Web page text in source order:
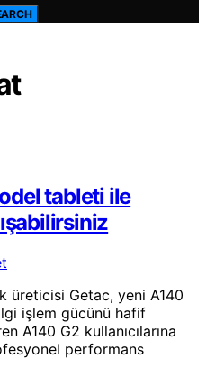
tableti ile
üreticisi Getac, yeni A140
işlem gücünü hafif
A140 G2 kullanıcılarına
performans